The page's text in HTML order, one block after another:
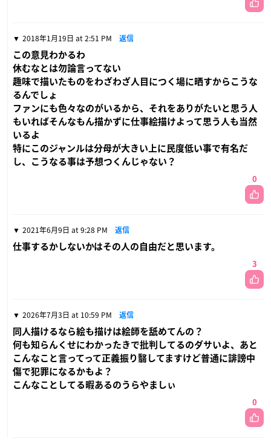
2018年1月19日 at 2:51 PM 返信
この意見わかるわ
休むなとは勿論言ってない
趣味で描いたものをわざわざ人目につく場に晒すからこうな
るんでしょ
ファンにも色々なのがいるから、それをありがたいと思う人
もいればそんなもん描かずに仕事絵描けよって思う人も当然
いるよ
特にこのジャンルは分母が大きい上に民度低い事で有名だ
し、こうなる事は予想つくんじゃない？
0
2021年6月9日 at 9:28 PM 返信
仕事するかしないかはその人の自由だと思います。
3
2026年7月3日 at 10:59 PM 返信
同人描けるなら絵も描けは絵師を舐めてんの？
何も知らんくせにわかったきで批判してるのダサいよ、あと
こんなこと言ってって正義振り翳してますけど普通に誹謗中
傷で犯罪になるかもよ？
こんなことしてる暇あるのうらやましぃ
0